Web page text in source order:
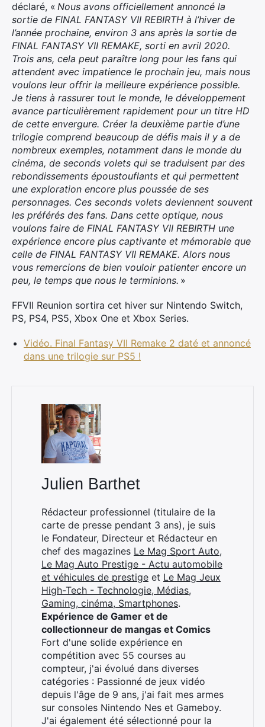
déclaré, « Nous avons officiellement annoncé la
sortie de FINAL FANTASY VII REBIRTH à l’hiver de
l’année prochaine, environ 3 ans après la sortie de
FINAL FANTASY VII REMAKE, sorti en avril 2020.
Trois ans, cela peut paraître long pour les fans qui
attendent avec impatience le prochain jeu, mais nous
voulons leur offrir la meilleure expérience possible.
Je tiens à rassurer tout le monde, le développement
avance particulièrement rapidement pour un titre HD
de cette envergure. Créer la deuxième partie d’une
trilogie comprend beaucoup de défis mais il y a de
nombreux exemples, notamment dans le monde du
cinéma, de seconds volets qui se traduisent par des
rebondissements époustouflants et qui permettent
une exploration encore plus poussée de ses
personnages. Ces seconds volets deviennent souvent
les préférés des fans. Dans cette optique, nous
voulons faire de FINAL FANTASY VII REBIRTH une
expérience encore plus captivante et mémorable que
celle de FINAL FANTASY VII REMAKE. Alors nous
vous remercions de bien vouloir patienter encore un
peu, le temps que nous le terminions. »
FFVII Reunion sortira cet hiver sur Nintendo Switch,
PS, PS4, PS5, Xbox One et Xbox Series.
Vidéo. Final Fantasy VII Remake 2 daté et annoncé
dans une trilogie sur PS5 !
Julien Barthet
Rédacteur professionnel (titulaire de la
carte de presse pendant 3 ans), je suis
le Fondateur, Directeur et Rédacteur en
chef des magazines Le Mag Sport Auto,
Le Mag Auto Prestige - Actu automobile
et véhicules de prestige et Le Mag Jeux
High-Tech - Technologie, Médias,
Gaming, cinéma, Smartphones.
Expérience de Gamer et de
collectionneur de mangas et Comics
Fort d'une solide expérience en
compétition avec 55 courses au
compteur, j'ai évolué dans diverses
catégories : Passionné de jeux vidéo
depuis l'âge de 9 ans, j'ai fait mes armes
sur consoles Nintendo Nes et Gameboy.
J'ai également été sélectionné pour la
Rechercher
: